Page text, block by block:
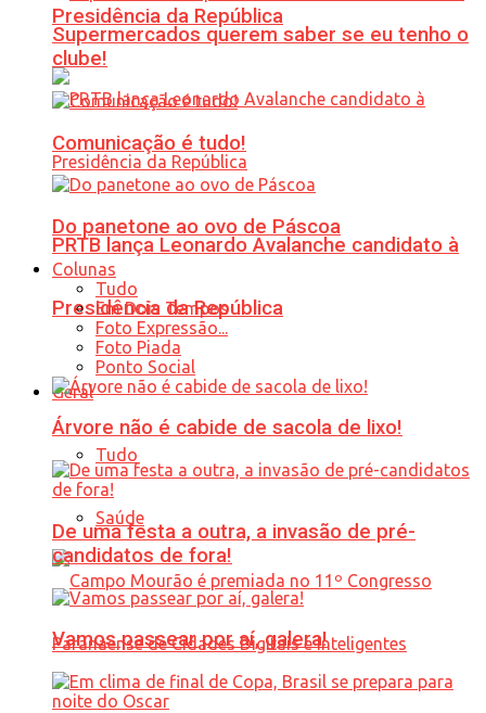
Presidência da República
PRTB lança Leonardo Avalanche candidato à
Presidência da República
Geral
Tudo
Saúde
Supermercados querem saber se eu tenho o
clube!
Comunicação é tudo!
Do panetone ao ovo de Páscoa
Colunas
Tudo
Em Dois Tempos
Foto Expressão...
Foto Piada
Ponto Social
Árvore não é cabide de sacola de lixo!
De uma festa a outra, a invasão de pré-
candidatos de fora!
Vamos passear por aí, galera!